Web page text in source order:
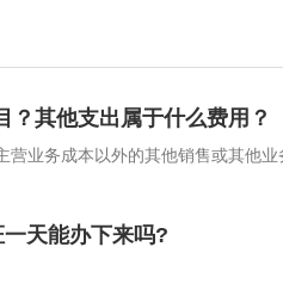
？其他支出属于什么费用？
营业务成本以外的其他销售或其他业
天能办下来吗?